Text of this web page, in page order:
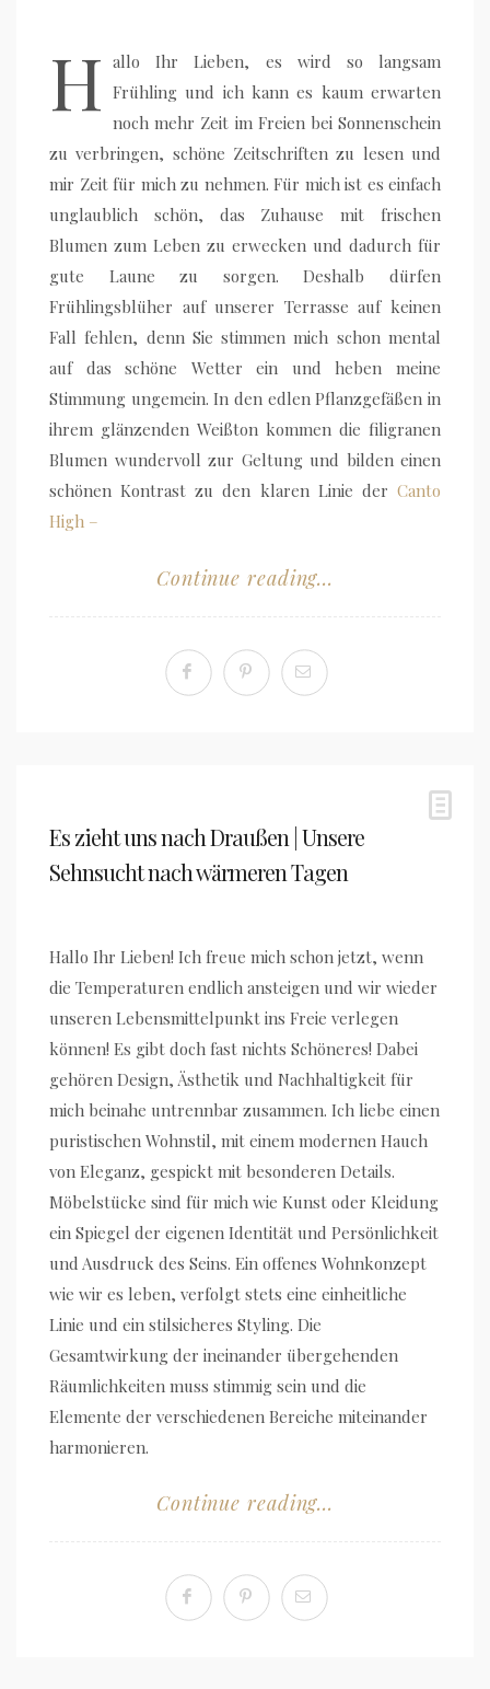
H allo Ihr Lieben, es wird so langsam
Frühling und ich kann es kaum erwarten
noch mehr Zeit im Freien bei Sonnenschein
zu verbringen, schöne Zeitschriften zu lesen und
mir Zeit für mich zu nehmen. Für mich ist es einfach
unglaublich schön, das Zuhause mit frischen
Blumen zum Leben zu erwecken und dadurch für
gute Laune zu sorgen. Deshalb dürfen
Frühlingsblüher auf unserer Terrasse auf keinen
Fall fehlen, denn Sie stimmen mich schon mental
auf das schöne Wetter ein und heben meine
Stimmung ungemein. In den edlen Pflanzgefäßen in
ihrem glänzenden Weißton kommen die filigranen
Blumen wundervoll zur Geltung und bilden einen
schönen Kontrast zu den klaren Linie der Canto
High –
Continue reading...
Es zieht uns nach Draußen | Unsere
Sehnsucht nach wärmeren Tagen
Hallo Ihr Lieben! Ich freue mich schon jetzt, wenn
die Temperaturen endlich ansteigen und wir wieder
unseren Lebensmittelpunkt ins Freie verlegen
können! Es gibt doch fast nichts Schöneres! Dabei
gehören Design, Ästhetik und Nachhaltigkeit für
mich beinahe untrennbar zusammen. Ich liebe einen
puristischen Wohnstil, mit einem modernen Hauch
von Eleganz, gespickt mit besonderen Details.
Möbelstücke sind für mich wie Kunst oder Kleidung
ein Spiegel der eigenen Identität und Persönlichkeit
und Ausdruck des Seins. Ein offenes Wohnkonzept
wie wir es leben, verfolgt stets eine einheitliche
Linie und ein stilsicheres Styling. Die
Gesamtwirkung der ineinander übergehenden
Räumlichkeiten muss stimmig sein und die
Elemente der verschiedenen Bereiche miteinander
harmonieren.
Continue reading...